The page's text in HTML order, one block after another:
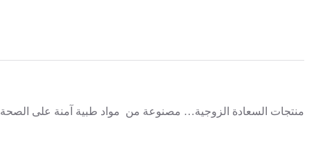
منتجات السعادة الزوجية… مصنوعة من مواد طبية آمنة على الصحة